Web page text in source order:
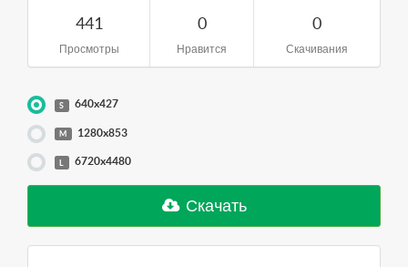
441
Просмотры
0
Нравится
0
Скачивания
S 640x427
M 1280x853
L 6720x4480
Скачать